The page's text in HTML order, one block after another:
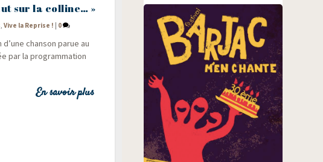
sur la colline… »
,Vive la Reprise ! 0
chan­son parue au
par la pro­gram­ma­tion
En savoir plus